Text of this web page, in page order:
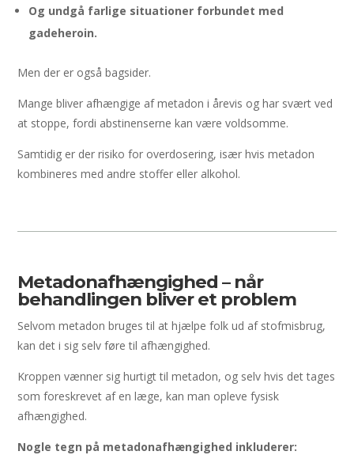
Og undgå farlige situationer forbundet med
gadeheroin.
Men der er også bagsider.
Mange bliver afhængige af metadon i årevis og har svært ved
at stoppe, fordi abstinenserne kan være voldsomme.
Samtidig er der risiko for overdosering, især hvis metadon
kombineres med andre stoffer eller alkohol.
Metadonafhængighed – når
behandlingen bliver et problem
Selvom metadon bruges til at hjælpe folk ud af stofmisbrug,
kan det i sig selv føre til afhængighed.
Kroppen vænner sig hurtigt til metadon, og selv hvis det tages
som foreskrevet af en læge, kan man opleve fysisk
afhængighed.
Nogle tegn på metadonafhængighed inkluderer: